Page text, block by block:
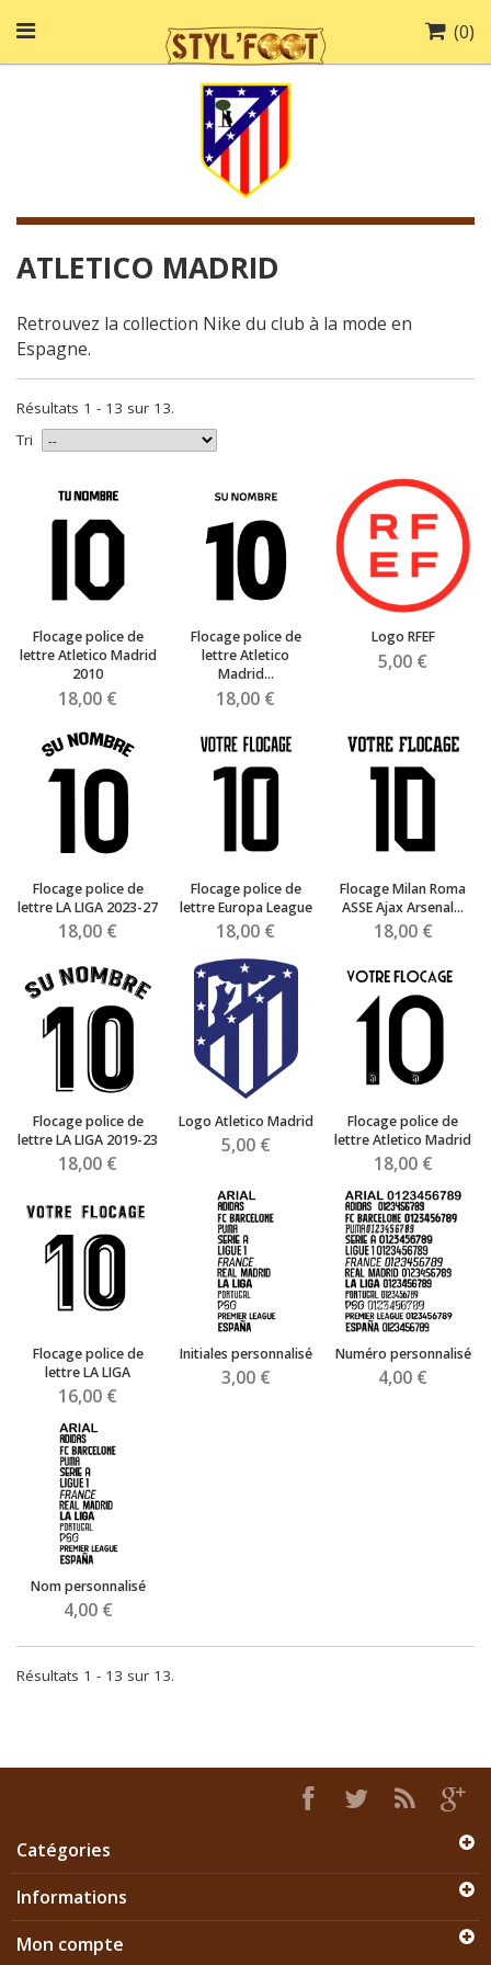
(0)
ATLETICO MADRID
Retrouvez la collection Nike du club à la mode en
Espagne.
Résultats 1 - 13 sur 13.
Tri
Flocage police de
lettre Atletico Madrid
2010
18,00 €
Flocage police de
lettre Atletico
Madrid...
18,00 €
Logo RFEF
5,00 €
Flocage police de
lettre LA LIGA 2023-27
18,00 €
Flocage police de
lettre Europa League
18,00 €
Flocage Milan Roma
ASSE Ajax Arsenal...
18,00 €
Flocage police de
lettre LA LIGA 2019-23
18,00 €
Logo Atletico Madrid
5,00 €
Flocage police de
lettre Atletico Madrid
18,00 €
Flocage police de
lettre LA LIGA
16,00 €
Initiales personnalisé
3,00 €
Numéro personnalisé
4,00 €
Nom personnalisé
4,00 €
Résultats 1 - 13 sur 13.
Catégories
Informations
Mon compte